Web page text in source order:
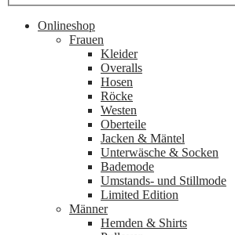
Onlineshop
Frauen
Kleider
Overalls
Hosen
Röcke
Westen
Oberteile
Jacken & Mäntel
Unterwäsche & Socken
Bademode
Umstands- und Stillmode
Limited Edition
Männer
Hemden & Shirts